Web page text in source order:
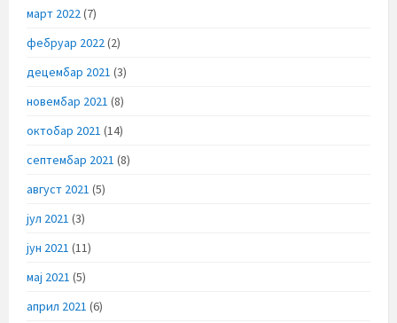
март 2022(7)
фебруар 2022(2)
децембар 2021 (3)
новембар 2021 (8)
октобар 2021 (14)
септембар 2021 (8)
август 2021 (5)
јул 2021 (3)
јун 2021 (11)
мај 2021 (5)
април 2021 (6)